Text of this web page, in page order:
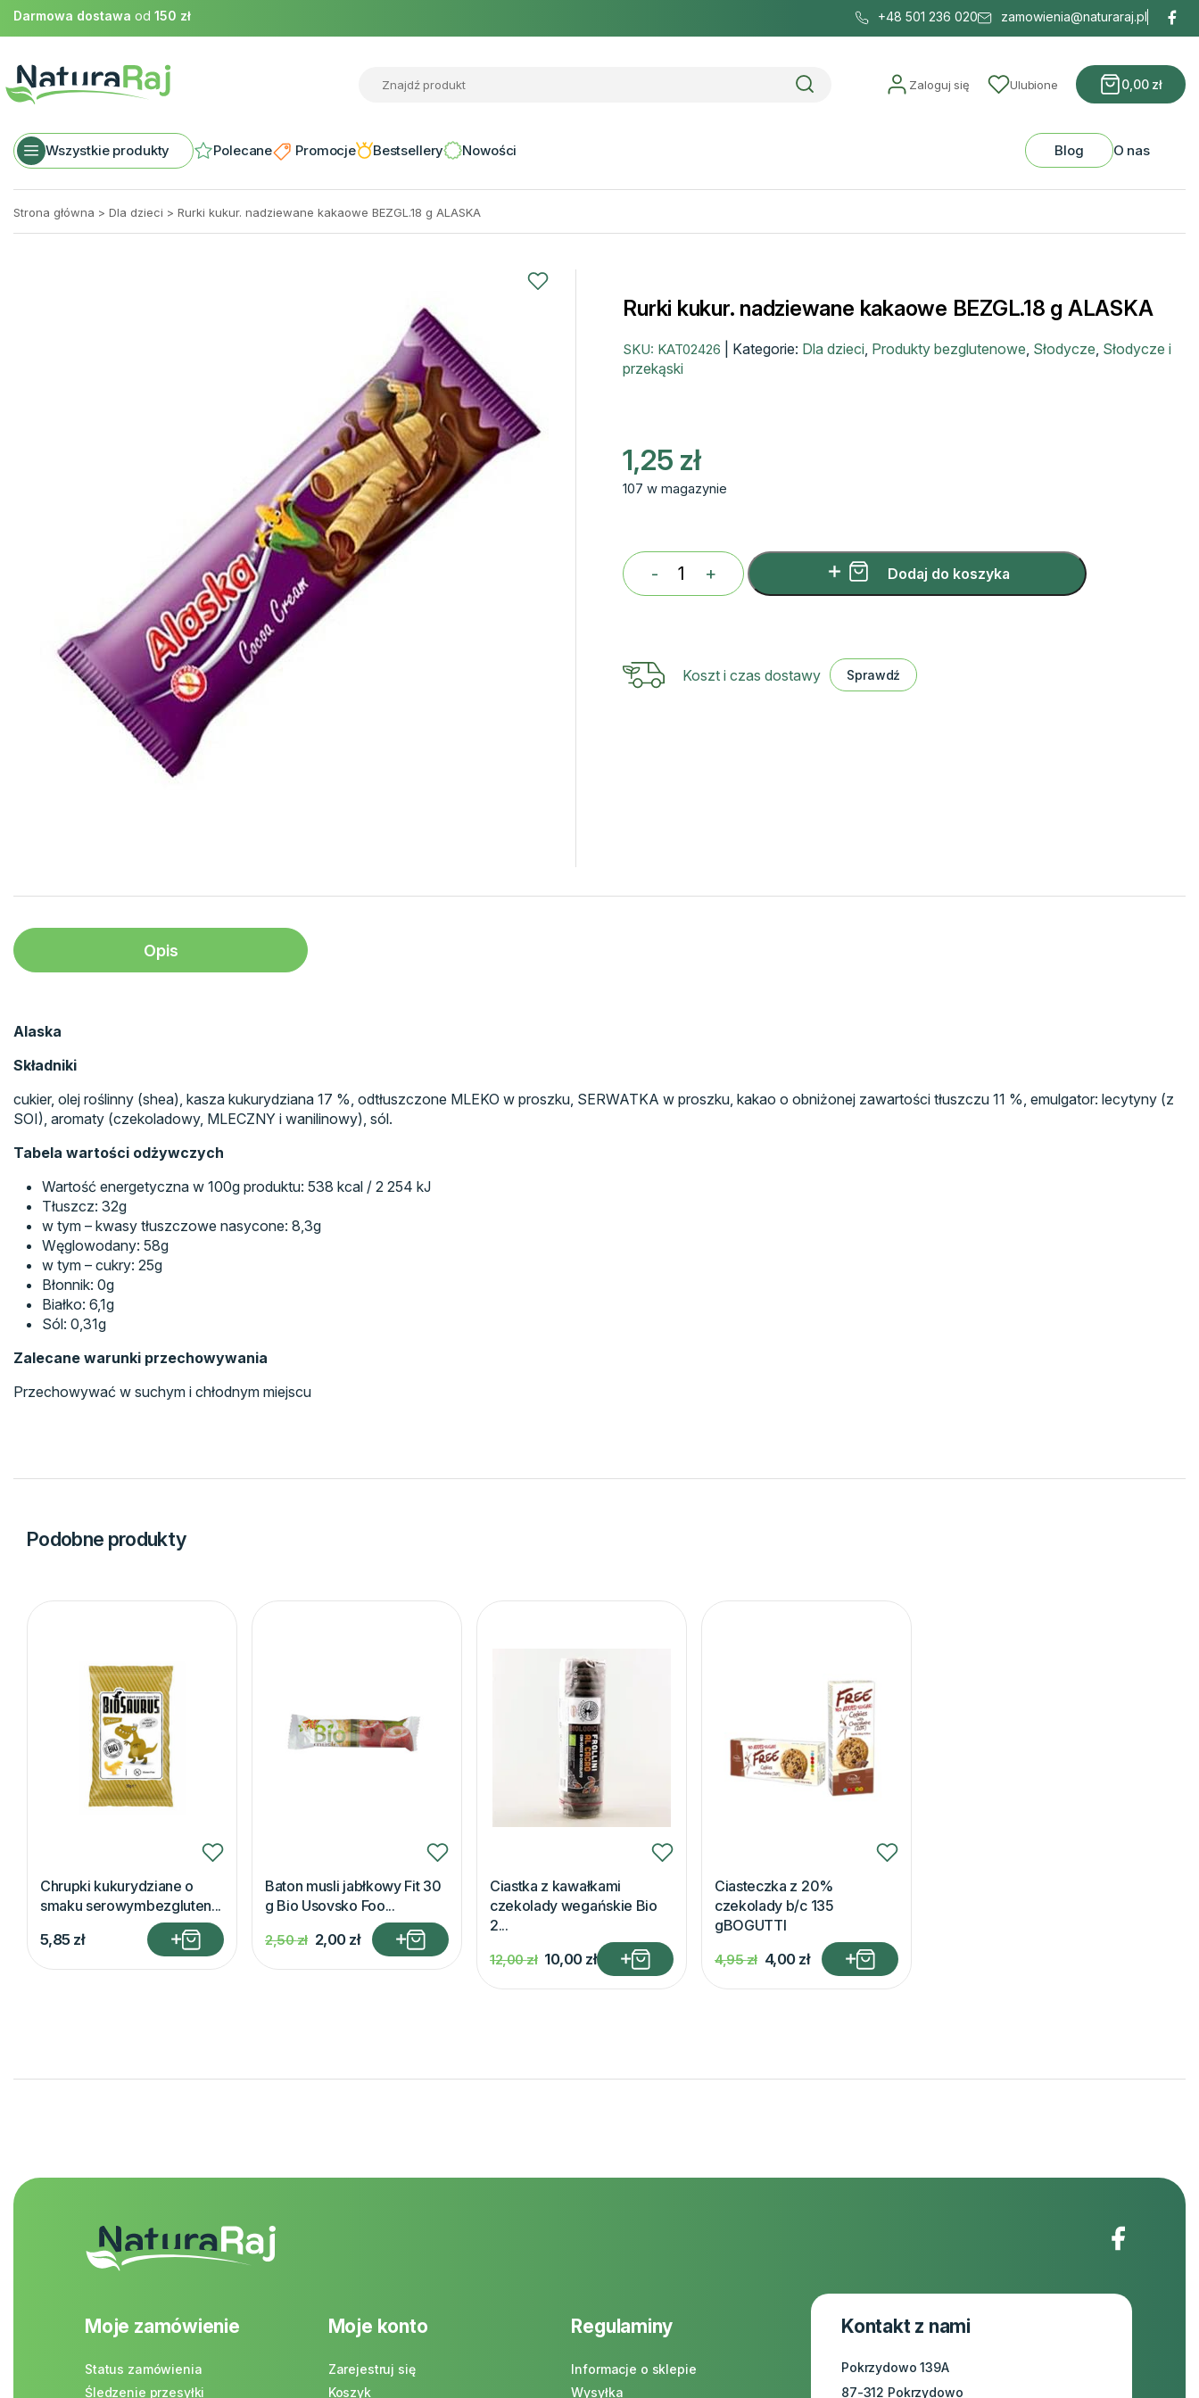
Darmowa dostawa od 150 zł +48 501 236 020 zamowienia@naturaraj.pl
Zaloguj się Ulubione 0,00 zł
Wszystkie produkty Polecane Promocje Bestsellery Nowości Blog O nas
Strona główna > Dla dzieci > Rurki kukur. nadziewane kakaowe BEZGL.18 g ALASKA
Rurki kukur. nadziewane kakaowe BEZGL.18 g ALASKA
SKU: KAT02426 Kategorie: Dla dzieci, Produkty bezglutenowe, Słodycze, Słodycze i
przekąski
1,25 zł
107 w magazynie
-
ilość
kakaowe
+ Dodaj do koszyka
Koszt i czas dostawy Sprawdź
Opis
Alaska
Składniki
cukier, olej roślinny (shea), kasza kukurydziana 17 %, odtłuszczone MLEKO w proszku, SERWATKA w proszku, kakao o obniżonej zawartości tłuszczu 11 %, emulgator: lecytyny (z
SOI), aromaty (czekoladowy, MLECZNY i wanilinowy), sól.
Tabela wartości odżywczych
Wartość energetyczna w 100g produktu: 538 kcal / 2 254 kJ
Tłuszcz: 32g
w tym – kwasy tłuszczowe nasycone: 8,3g
Węglowodany: 58g
w tym – cukry: 25g
Błonnik: 0g
Białko: 6,1g
Sól: 0,31g
Zalecane warunki przechowywania
Przechowywać w suchym i chłodnym miejscu
Podobne produkty
Chrupki kukurydziane o
smaku serowymbezgluten...
5,85 zł
Baton musli jabłkowy Fit 30
g Bio Usovsko Foo...
2,50zł 2,00 zł
Ciastka z kawałkami
czekolady wegańskie Bio
2...
12,00zł 10,00 zł
Ciasteczka z 20%
czekolady b/c 135
gBOGUTTI
4,95zł 4,00 zł
Moje zamówienie
Status zamówienia
Śledzenie przesyłki
Moje konto
Zarejestruj się
Koszyk
Regulaminy
Informacje o sklepie
Wysyłka
Kontakt z nami
Pokrzydowo 139A
87-312 Pokrzydowo